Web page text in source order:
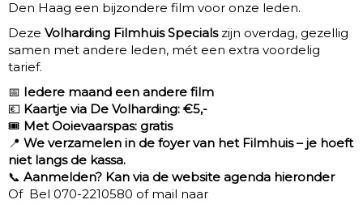
Den Haag een bijzondere film voor onze leden.
Deze Volharding Filmhuis Specialszijn overdag, gezellig
samen met andere leden, mét een extra voordelig
tarief.
📅 Iedere maand een andere film
💶 Kaartje via De Volharding: €5,-
🎟️ Met Ooievaarspas: gratis
📍 We verzamelen in de foyer van het Filmhuis – je hoeft
niet langs de kassa.
📞 Aanmelden? Kan via de website agenda hieronder
Of Bel 070-2210580 of mail naar